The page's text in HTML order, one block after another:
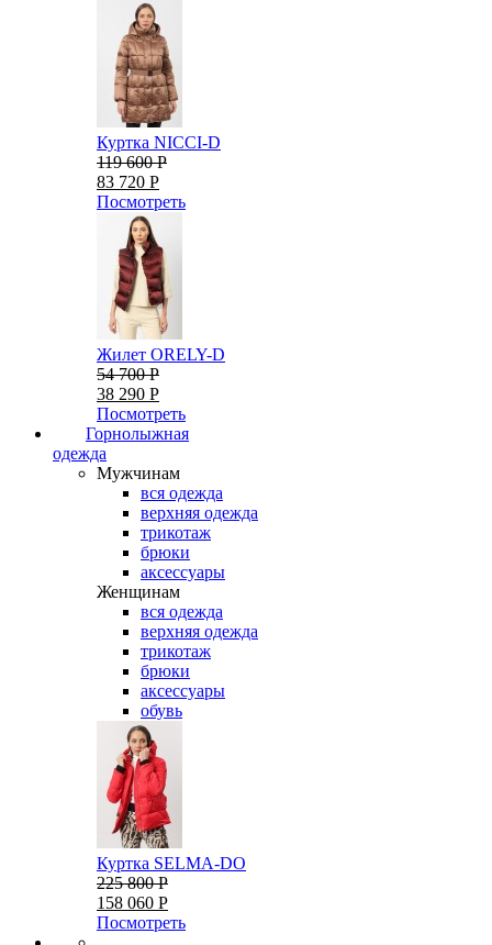
Куртка NICCI-D
119 600 Р
83 720 Р
Посмотреть
Жилет ORELY-D
54 700 Р
38 290 Р
Посмотреть
Горнолыжная
одежда
Мужчинам
вся одежда
верхняя одежда
трикотаж
брюки
аксессуары
Женщинам
вся одежда
верхняя одежда
трикотаж
брюки
аксессуары
обувь
Куртка SELMA-DO
225 800 Р
158 060 Р
Посмотреть